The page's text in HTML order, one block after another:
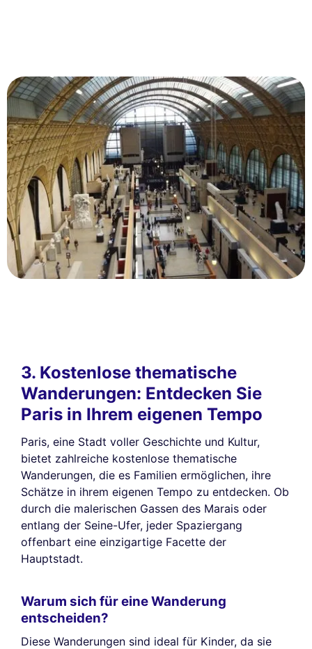
3. Kostenlose thematische
Wanderungen: Entdecken Sie
Paris in Ihrem eigenen Tempo
Paris, eine Stadt voller Geschichte und Kultur,
bietet zahlreiche kostenlose thematische
Wanderungen, die es Familien ermöglichen, ihre
Schätze in ihrem eigenen Tempo zu entdecken. Ob
durch die malerischen Gassen des Marais oder
entlang der Seine-Ufer, jeder Spaziergang
offenbart eine einzigartige Facette der
Hauptstadt.
Warum sich für eine Wanderung
entscheiden?
Diese Wanderungen sind ideal für Kinder, da sie